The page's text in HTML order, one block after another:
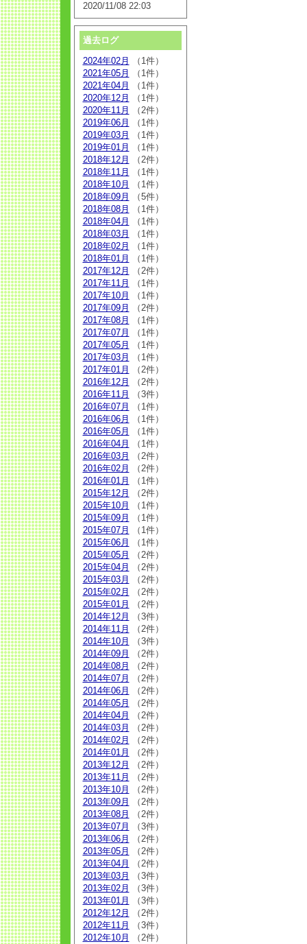
2020/11/08 22:03
過去ログ
2024年02月
（1件）
2021年05月
（1件）
2021年04月
（1件）
2020年12月
（1件）
2020年11月
（2件）
2019年06月
（1件）
2019年03月
（1件）
2019年01月
（1件）
2018年12月
（2件）
2018年11月
（1件）
2018年10月
（1件）
2018年09月
（5件）
2018年08月
（1件）
2018年04月
（1件）
2018年03月
（1件）
2018年02月
（1件）
2018年01月
（1件）
2017年12月
（2件）
2017年11月
（1件）
2017年10月
（1件）
2017年09月
（2件）
2017年08月
（1件）
2017年07月
（1件）
2017年05月
（1件）
2017年03月
（1件）
2017年01月
（2件）
2016年12月
（2件）
2016年11月
（3件）
2016年07月
（1件）
2016年06月
（1件）
2016年05月
（1件）
2016年04月
（1件）
2016年03月
（2件）
2016年02月
（2件）
2016年01月
（1件）
2015年12月
（2件）
2015年10月
（1件）
2015年09月
（1件）
2015年07月
（1件）
2015年06月
（1件）
2015年05月
（2件）
2015年04月
（2件）
2015年03月
（2件）
2015年02月
（2件）
2015年01月
（2件）
2014年12月
（3件）
2014年11月
（2件）
2014年10月
（3件）
2014年09月
（2件）
2014年08月
（2件）
2014年07月
（2件）
2014年06月
（2件）
2014年05月
（2件）
2014年04月
（2件）
2014年03月
（2件）
2014年02月
（2件）
2014年01月
（2件）
2013年12月
（2件）
2013年11月
（2件）
2013年10月
（2件）
2013年09月
（2件）
2013年08月
（2件）
2013年07月
（3件）
2013年06月
（2件）
2013年05月
（2件）
2013年04月
（2件）
2013年03月
（3件）
2013年02月
（3件）
2013年01月
（3件）
2012年12月
（2件）
2012年11月
（3件）
2012年10月
（2件）